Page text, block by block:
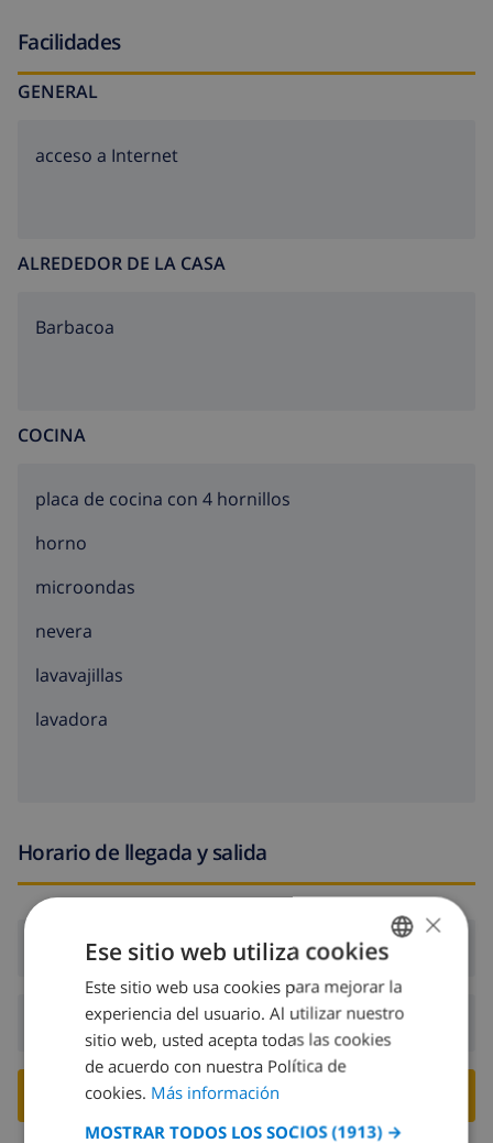
Facilidades
GENERAL
acceso a Internet
ALREDEDOR DE LA CASA
barbacoa
COCINA
placa de cocina con 4 hornillos
horno
microondas
nevera
lavavajillas
lavadora
Horario de llegada y salida
Llegada:Desde 16:00 antes de 19:00
Salida:Antes de: 10:00
RESERVE ESTE CHALÉ ›
SPANISH
DUTCH
FRENCH
GERMAN
×
Ese sitio web utiliza cookies
Este sitio web usa cookies para mejorar la
experiencia del usuario. Al utilizar nuestro
sitio web, usted acepta todas las cookies
de acuerdo con nuestra Política de
cookies. Más información
MOSTRAR TODOS LOS SOCIOS (1913) →